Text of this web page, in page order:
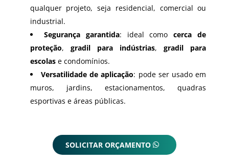
qualquer projeto, seja residencial, comercial ou
industrial.
Segurança garantida: ideal comocerca de
proteção, gradil para indústrias,gradil para
escolase condomínios.
Versatilidade de aplicação: pode ser usado em
muros, jardins, estacionamentos, quadras
esportivas e áreas públicas.
SOLICITAR ORÇAMENTO